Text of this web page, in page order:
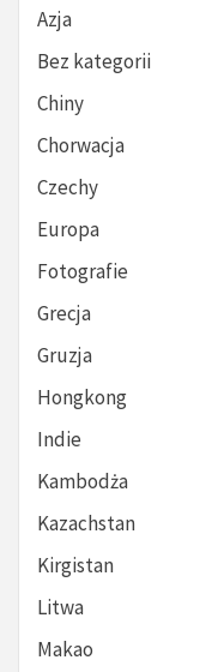
Azja
Bez kategorii
Chiny
Chorwacja
Czechy
Europa
Fotografie
Grecja
Gruzja
Hongkong
Indie
Kambodża
Kazachstan
Kirgistan
Litwa
Makao